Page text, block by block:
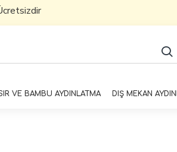
VE BAMBU AYDINLATMA DIŞ MEKAN